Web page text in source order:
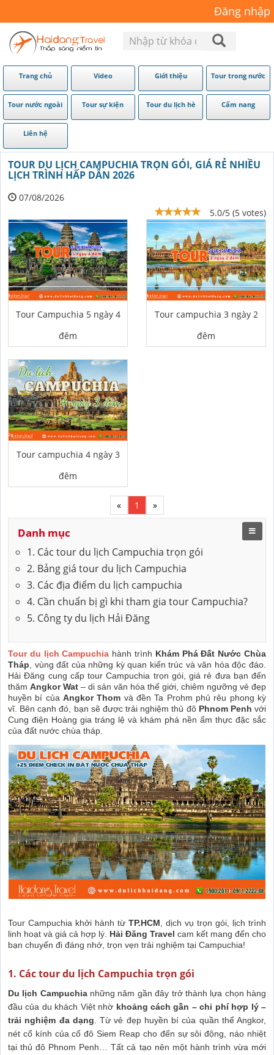
Đăng nhập
Trang chủ Video Giới thiệu Tour trong nước
Tour nước ngoài Tour sự kiện Tour du lịch hè Cẩm nang
Liên hệ
TOUR DU LỊCH CAMPUCHIA TRỌN GÓI, GIÁ RẺ NHIỀU
LỊCH TRÌNH HẤP DẪN 2026
07/08/2026
5.0/5 (5 votes)
Tour Campuchia 5 ngày 4
đêm
Tour campuchia 3 ngày 2
đêm
Tour campuchia 4 ngày 3
đêm
« 1 »
Danh mục
1. Các tour du lịch Campuchia trọn gói
2. Bảng giá tour du lịch Campuchia
3. Các địa điểm du lịch campuchia
4. Cần chuẩn bị gì khi tham gia tour Campuchia?
5. Công ty du lịch Hải Đăng
Tour du lịch Campuchia hành trình Khám Phá Đất Nước Chùa
Tháp , vùng đất của những kỳ quan kiến trúc và văn hóa độc đáo.
Hải Đăng cung cấp tour Campuchia trọn gói, giá rẻ đưa bạn đến
thăm Angkor Wat – di sản văn hóa thế giới, chiêm ngưỡng vẻ đẹp
huyền bí của Angkor Thom và đền Ta Prohm phủ rêu phong kỳ
vĩ. Bên cạnh đó, bạn sẽ được trải nghiệm thủ đô Phnom Penh với
Cung điện Hoàng gia tráng lệ và khám phá nền ẩm thực đặc sắc
của đất nước chùa tháp.
Tour Campuchia khởi hành từ TP.HCM , dịch vụ trọn gói, lịch trình
linh hoạt và giá cả hợp lý. Hải Đăng Travel cam kết mang đến cho
bạn chuyến đi đáng nhớ, trọn vẹn trải nghiệm tại Campuchia!
1. Các tour du lịch Campuchia trọn gói
Du lịch Campuchia những năm gần đây trở thành lựa chọn hàng
đầu của du khách Việt nhờ khoảng cách gần – chi phí hợp lý –
trải nghiệm đa dạng . Từ vẻ đẹp huyền bí của quần thể Angkor,
nét cổ kính của cố đô Siem Reap cho đến sự sôi động, náo nhiệt
tại thủ đô Phnom Penh… Tất cả tạo nên một hành trình vừa mới